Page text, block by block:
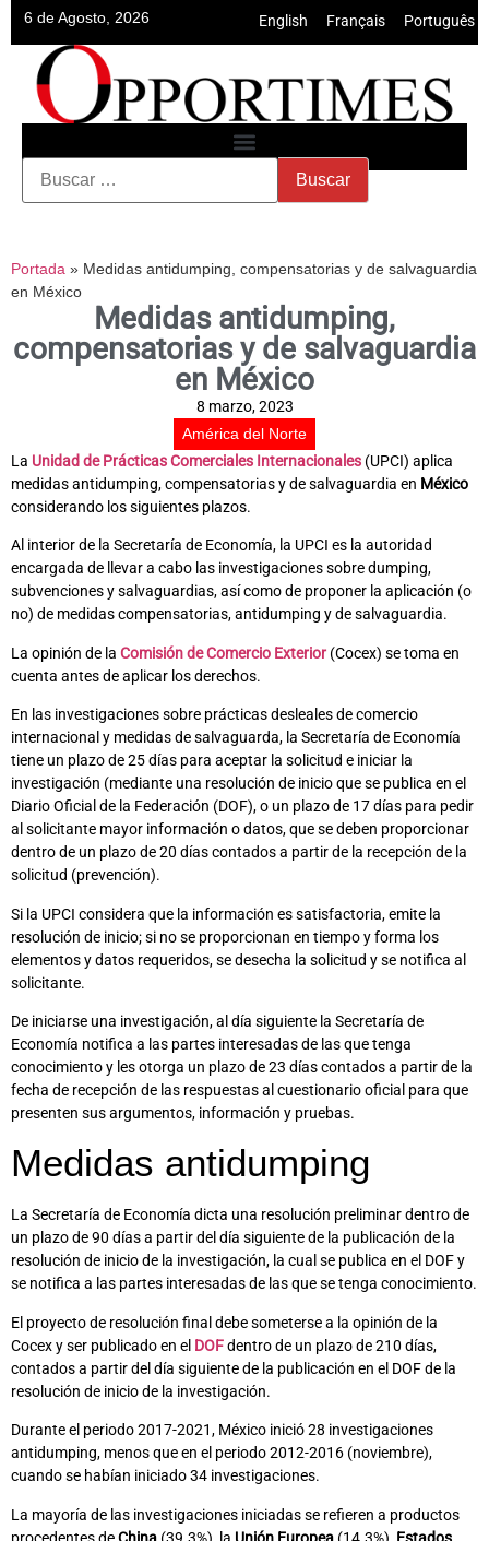
6 de Agosto, 2026 English Français Português
Portada » Medidas antidumping, compensatorias y de salvaguardia
en México
Medidas antidumping,
compensatorias y de salvaguardia
en México
8 marzo, 2023
América del Norte
La Unidad de Prácticas Comerciales Internacionales (UPCI) aplica
medidas antidumping, compensatorias y de salvaguardia en México
considerando los siguientes plazos.
Al interior de la Secretaría de Economía, la UPCI es la autoridad
encargada de llevar a cabo las investigaciones sobre dumping,
subvenciones y salvaguardias, así como de proponer la aplicación (o
no) de medidas compensatorias, antidumping y de salvaguardia.
La opinión de la Comisión de Comercio Exterior (Cocex) se toma en
cuenta antes de aplicar los derechos.
En las investigaciones sobre prácticas desleales de comercio
internacional y medidas de salvaguarda, la Secretaría de Economía
tiene un plazo de 25 días para aceptar la solicitud e iniciar la
investigación (mediante una resolución de inicio que se publica en el
Diario Oficial de la Federación (DOF), o un plazo de 17 días para pedir
al solicitante mayor información o datos, que se deben proporcionar
dentro de un plazo de 20 días contados a partir de la recepción de la
solicitud (prevención).
Si la UPCI considera que la información es satisfactoria, emite la
resolución de inicio; si no se proporcionan en tiempo y forma los
elementos y datos requeridos, se desecha la solicitud y se notifica al
solicitante.
De iniciarse una investigación, al día siguiente la Secretaría de
Economía notifica a las partes interesadas de las que tenga
conocimiento y les otorga un plazo de 23 días contados a partir de la
fecha de recepción de las respuestas al cuestionario oficial para que
presenten sus argumentos, información y pruebas.
Medidas antidumping
La Secretaría de Economía dicta una resolución preliminar dentro de
un plazo de 90 días a partir del día siguiente de la publicación de la
resolución de inicio de la investigación, la cual se publica en el DOF y
se notifica a las partes interesadas de las que se tenga conocimiento.
El proyecto de resolución final debe someterse a la opinión de la
Cocex y ser publicado en el DOFdentro de un plazo de 210 días,
contados a partir del día siguiente de la publicación en el DOF de la
resolución de inicio de la investigación.
Durante el periodo 2017-2021, México inició 28 investigaciones
antidumping, menos que en el periodo 2012-2016 (noviembre),
cuando se habían iniciado 34 investigaciones.
La mayoría de las investigaciones iniciadas se refieren a productos
procedentes deChina (39.3%), la Unión Europea (14.3%), Estados